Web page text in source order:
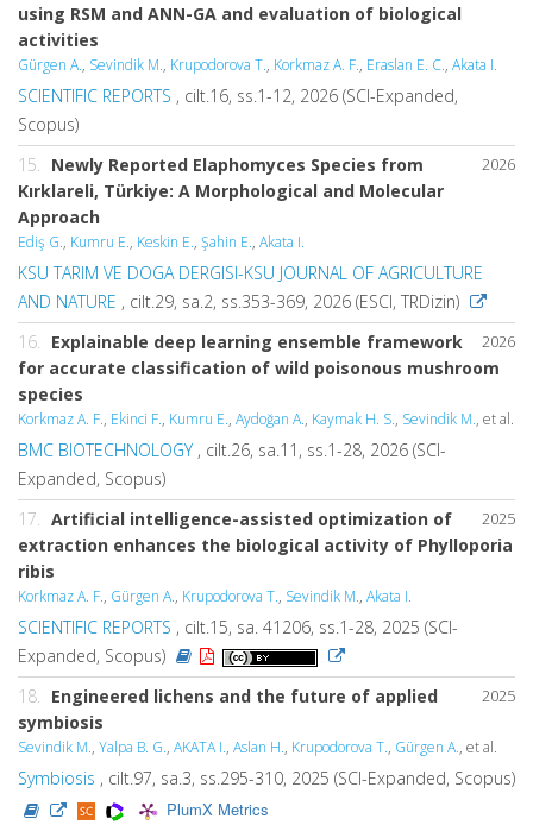
using RSM and ANN-GA and evaluation of biological
activities
Gürgen A., Sevindik M., Krupodorova T., Korkmaz A. F., Eraslan E. C., Akata I.
SCIENTIFIC REPORTS , cilt.16, ss.1-12, 2026 (SCI-Expanded,
Scopus)
2026
15. Newly Reported Elaphomyces Species from
Kırklareli, Türkiye: A Morphological and Molecular
Approach
Ediş G., Kumru E., Keskin E., Şahin E., Akata I.
KSU TARIM VE DOGA DERGISI-KSU JOURNAL OF AGRICULTURE
AND NATURE , cilt.29, sa.2, ss.353-369, 2026 (ESCI, TRDizin)
2026
16. Explainable deep learning ensemble framework
for accurate classification of wild poisonous mushroom
species
Korkmaz A. F., Ekinci F., Kumru E., Aydoğan A., Kaymak H. S., Sevindik M., et al.
BMC BIOTECHNOLOGY , cilt.26, sa.11, ss.1-28, 2026 (SCI-
Expanded, Scopus)
2025
17. Artificial intelligence-assisted optimization of
extraction enhances the biological activity of Phylloporia
ribis
Korkmaz A. F., Gürgen A., Krupodorova T., Sevindik M., Akata I.
SCIENTIFIC REPORTS , cilt.15, sa. 41206, ss.1-28, 2025 (SCI-
Expanded, Scopus)
2025
18. Engineered lichens and the future of applied
symbiosis
Sevindik M., Yalpa B. G., AKATA I., Aslan H., Krupodorova T., Gürgen A., et al.
Symbiosis , cilt.97, sa.3, ss.295-310, 2025 (SCI-Expanded, Scopus)
PlumX Metrics